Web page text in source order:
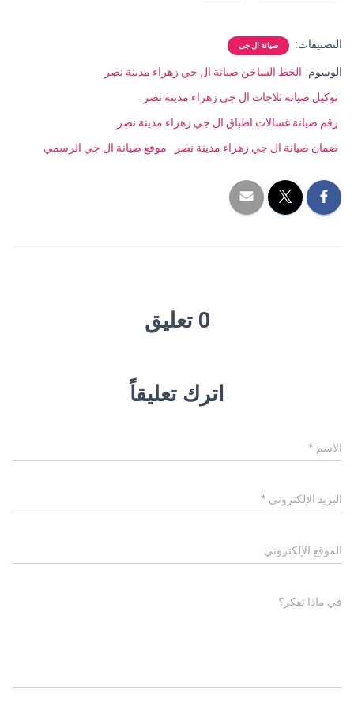
التصنيفات: صيانة ال جى
الوسوم: الخط الساخن صيانة ال جي زهراء مدينة نصر
توكيل صيانة ثلاجات ال جي زهراء مدينة نصر
رقم صيانة غسالات اطباق ال جي زهراء مدينة نصر
ضمان صيانة ال جي زهراء مدينة نصر
موقع صيانة ال جي الرسمي
0 تعليق
اترك تعليقاً
الاسم *
البريد الإلكتروني *
الموقع الإلكتروني
في ماذا تفكر؟